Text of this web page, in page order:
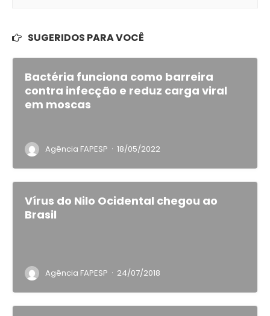
SUGERIDOS PARA VOCÊ
Bactéria funciona como barreira
contra infecção e reduz carga viral
em moscas
Agência FAPESP · 18/05/2022
Vírus do Nilo Ocidental chegou ao
Brasil
Agência FAPESP · 24/07/2018